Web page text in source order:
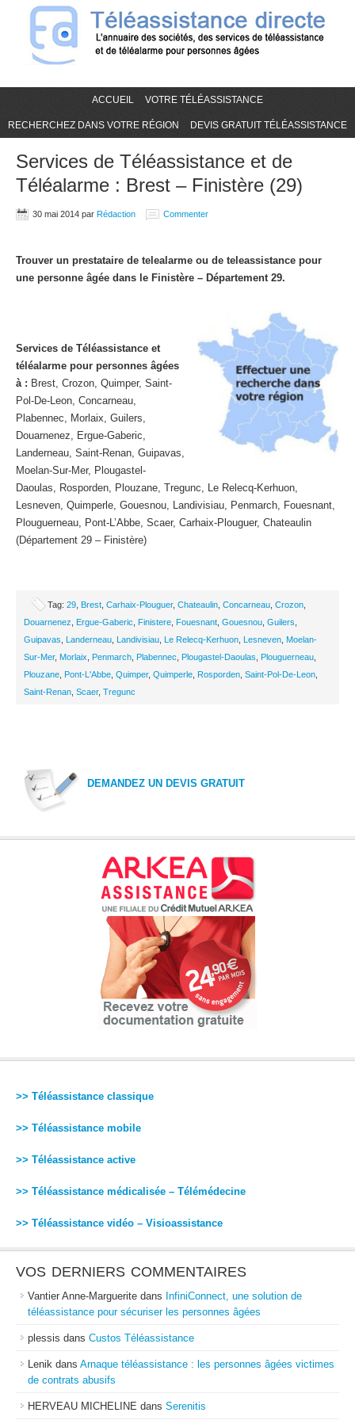
ACCUEIL VOTRE TÉLÉASSISTANCE
RECHERCHEZ DANS VOTRE RÉGION DEVIS GRATUIT TÉLÉASSISTANCE
Services de Téléassistance et de
Téléalarme : Brest – Finistère (29)
30 mai 2014 par Rédaction Commenter
Trouver un prestataire de telealarme ou de teleassistance pour
une personne âgée dans le Finistère – Département 29.
Services de Téléassistance et
téléalarme pour personnes âgées
à : Brest, Crozon, Quimper, Saint-
Pol-De-Leon, Concarneau,
Plabennec, Morlaix, Guilers,
Douarnenez, Ergue-Gaberic,
Landerneau, Saint-Renan, Guipavas,
Moelan-Sur-Mer, Plougastel-
Daoulas, Rosporden, Plouzane, Tregunc, Le Relecq-Kerhuon,
Lesneven, Quimperle, Gouesnou, Landivisiau, Penmarch, Fouesnant,
Plouguerneau, Pont-L’Abbe, Scaer, Carhaix-Plouguer, Chateaulin
(Département 29 – Finistère)
Tag: 29 Brest Carhaix-Plouguer, Chateaulin Concarneau Crozon
Douarnenez
Ergue-Gaberic Finistere Fouesnant Gouesnou Guilers
Guipavas
Landerneau Landivisiau Le Relecq-Kerhuon Lesneven Moelan-
Sur-Mer, Morlaix Penmarch Plabennec Plougastel-Daoulas Plouguerneau
Plouzane Pont-L'Abbe Quimper, Quimperle Rosporden Saint-Pol-De-Leon
Saint-Renan Scaer, Tregunc
DEMANDEZ UN DEVIS GRATUIT
>> Téléassistance classique
>> Téléassistance mobile
>> Téléassistance active
>> Téléassistance médicalisée – Télémédecine
>> Téléassistance vidéo – Visioassistance
VOS DERNIERS COMMENTAIRES
Vantier Anne-Marguerite dans InfiniConnect, une solution de
téléassistance pour sécuriser les personnes âgées
plessis dans Custos Téléassistance
Lenik dans Arnaque téléassistance : les personnes âgées victimes
de contrats abusifs
HERVEAU MICHELINE dans Serenitis